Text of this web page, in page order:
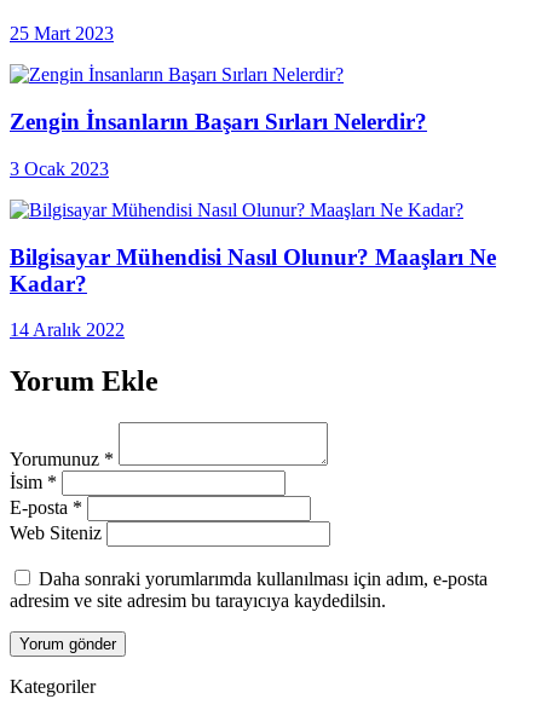
25 Mart 2023
Zengin İnsanların Başarı Sırları Nelerdir?
3 Ocak 2023
Bilgisayar Mühendisi Nasıl Olunur? Maaşları Ne
Kadar?
14 Aralık 2022
Yorum Ekle
Yorumunuz *
İsim *
E-posta *
Web Siteniz
Daha sonraki yorumlarımda kullanılması için adım, e-posta
adresim ve site adresim bu tarayıcıya kaydedilsin.
Kategoriler